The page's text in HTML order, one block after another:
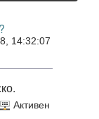
14:32:07
Активен